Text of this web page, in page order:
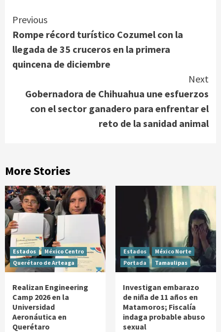
Continue
Reading
Previous
Rompe récord turístico Cozumel con la
llegada de 35 cruceros en la primera
quincena de diciembre
Next
Gobernadora de Chihuahua une esfuerzos
con el sector ganadero para enfrentar el
reto de la sanidad animal
More Stories
Estados
México Centro
Querétaro de Arteaga
Realizan Engineering
Camp 2026 en la
Universidad
Aeronáutica en
Querétaro
Estados
México Norte
Portada
Tamaulipas
Investigan embarazo
de niña de 11 años en
Matamoros; Fiscalía
indaga probable abuso
sexual